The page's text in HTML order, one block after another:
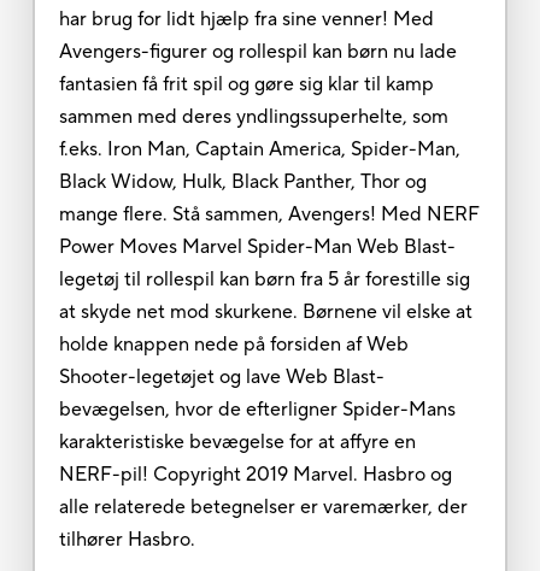
har brug for lidt hjælp fra sine venner! Med
Avengers-figurer og rollespil kan børn nu lade
fantasien få frit spil og gøre sig klar til kamp
sammen med deres yndlingssuperhelte, som
f.eks. Iron Man, Captain America, Spider-Man,
Black Widow, Hulk, Black Panther, Thor og
mange flere. Stå sammen, Avengers! Med NERF
Power Moves Marvel Spider-Man Web Blast-
legetøj til rollespil kan børn fra 5 år forestille sig
at skyde net mod skurkene. Børnene vil elske at
holde knappen nede på forsiden af Web
Shooter-legetøjet og lave Web Blast-
bevægelsen, hvor de efterligner Spider-Mans
karakteristiske bevægelse for at affyre en
NERF-pil! Copyright 2019 Marvel. Hasbro og
alle relaterede betegnelser er varemærker, der
tilhører Hasbro.